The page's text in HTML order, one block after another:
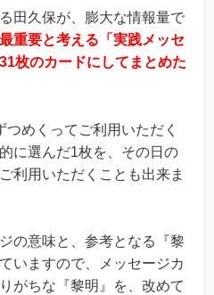
田久保が、膨大な情報量で
重要と考える「実践メッセ
枚のカードにしてまとめた
めくってご利用いただく
に選んだ1枚を、その日の
利用いただくことも出来ま
の意味と、参考となる『黎
いますので、メッセージカ
がちな『黎明』を、改めて